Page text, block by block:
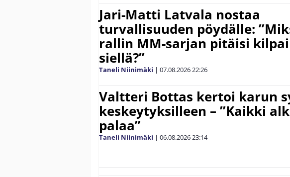
Jari-Matti Latvala nostaa
turvallisuuden pöydälle:
rallin MM-sarjan pitäisi
siellä?”
Taneli Niinimäki | 07.08.202622:26
Valtteri Bottas kertoi karun
keskeytyksilleen – ”Kaikki
palaa”
Taneli Niinimäki | 06.08.202623:14